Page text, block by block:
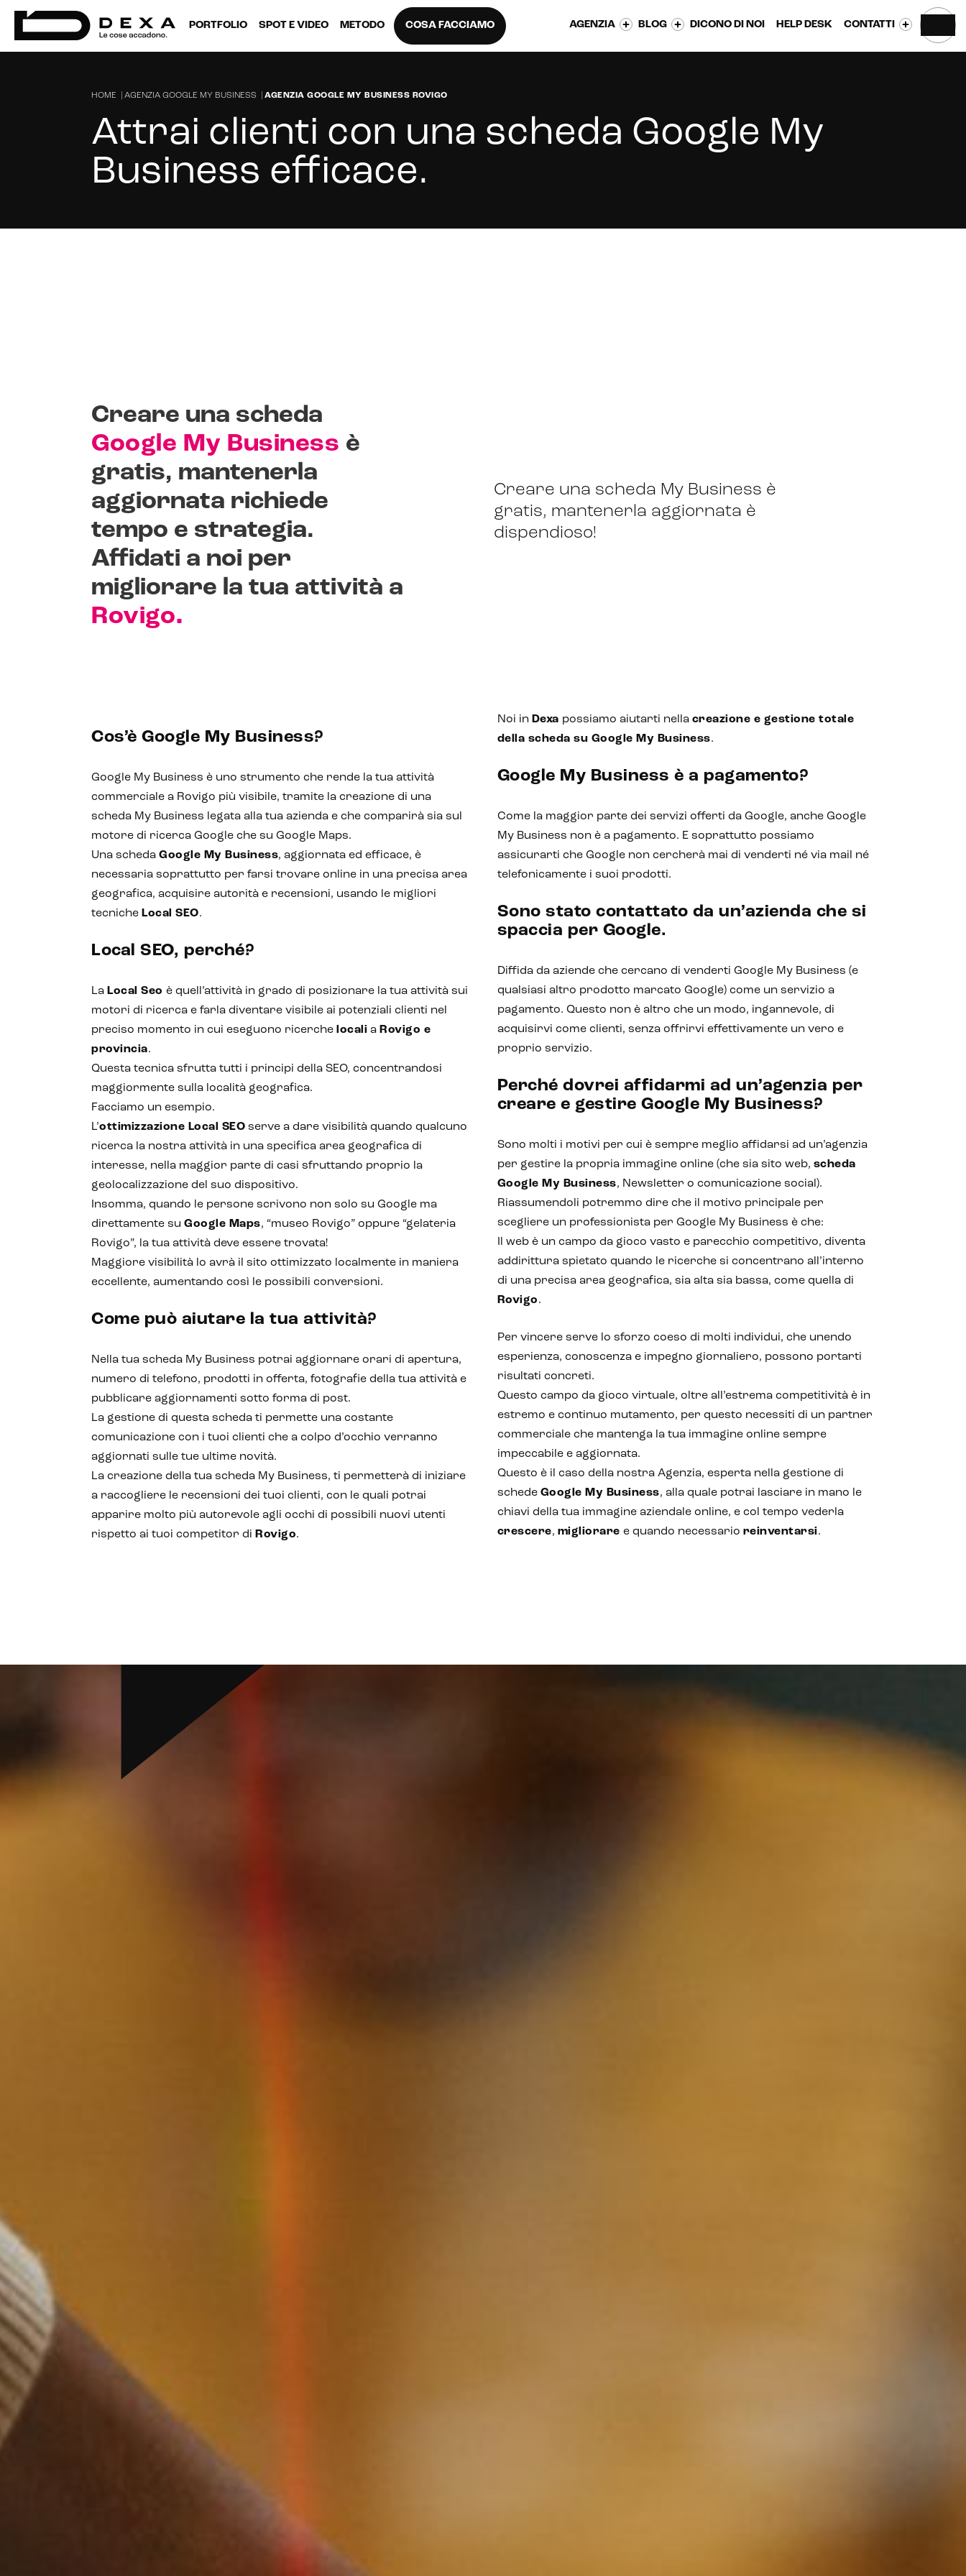
PORTFOLIO SPOT E VIDEO METODO COSA FACCIAMO AGENZIA BLOG DICONO DI NOI HELP DESK CONTATTI
HOME AGENZIA GOOGLE MY BUSINESS AGENZIA GOOGLE MY BUSINESS ROVIGO
Attrai clienti con una scheda Google My
Business efficace.
Creare una scheda
Google My Business è
gratis, mantenerla
aggiornata richiede
tempo e strategia.
Affidati a noi per
migliorare la tua attività a
Rovigo.
Creare una scheda My Business è
gratis, mantenerla aggiornata è
dispendioso!
Cos’è Google My Business?
Google My Business è uno strumento che rende la tua attività
commerciale a Rovigo più visibile, tramite la creazione di una
scheda My Business legata alla tua azienda e che comparirà sia sul
motore di ricerca Google che su Google Maps.
Una scheda Google My Business, aggiornata ed efficace, è
necessaria soprattutto per farsi trovare online in una precisa area
geografica, acquisire autorità e recensioni, usando le migliori
tecniche Local SEO.
Local SEO, perché?
La Local Seo è quell’attività in grado di posizionare la tua attività sui
motori di ricerca e farla diventare visibile ai potenziali clienti nel
preciso momento in cui eseguono ricerche locali a Rovigo e
provincia.
Questa tecnica sfrutta tutti i principi della SEO, concentrandosi
maggiormente sulla località geografica.
Facciamo un esempio.
L’ottimizzazione Local SEO serve a dare visibilità quando qualcuno
ricerca la nostra attività in una specifica area geografica di
interesse, nella maggior parte di casi sfruttando proprio la
geolocalizzazione del suo dispositivo.
Insomma, quando le persone scrivono non solo su Google ma
direttamente su Google Maps, “museo Rovigo” oppure “gelateria
Rovigo”, la tua attività deve essere trovata!
Maggiore visibilità lo avrà il sito ottimizzato localmente in maniera
eccellente, aumentando così le possibili conversioni.
Come può aiutare la tua attività?
Nella tua scheda My Business potrai aggiornare orari di apertura,
numero di telefono, prodotti in offerta, fotografie della tua attività e
pubblicare aggiornamenti sotto forma di post.
La gestione di questa scheda ti permette una costante
comunicazione con i tuoi clienti che a colpo d’occhio verranno
aggiornati sulle tue ultime novità.
La creazione della tua scheda My Business, ti permetterà di iniziare
a raccogliere le recensioni dei tuoi clienti, con le quali potrai
apparire molto più autorevole agli occhi di possibili nuovi utenti
rispetto ai tuoi competitor di Rovigo.
Noi in Dexa possiamo aiutarti nella creazione e gestione totale
della scheda su Google My Business.
Google My Business è a pagamento?
Come la maggior parte dei servizi offerti da Google, anche Google
My Business non è a pagamento. E soprattutto possiamo
assicurarti che Google non cercherà mai di venderti né via mail né
telefonicamente i suoi prodotti.
Sono stato contattato da un’azienda che si
spaccia per Google.
Diffida da aziende che cercano di venderti Google My Business (e
qualsiasi altro prodotto marcato Google) come un servizio a
pagamento. Questo non è altro che un modo, ingannevole, di
acquisirvi come clienti, senza offrirvi effettivamente un vero e
proprio servizio.
Perché dovrei affidarmi ad un’agenzia per
creare e gestire Google My Business?
Sono molti i motivi per cui è sempre meglio affidarsi ad un’agenzia
per gestire la propria immagine online (che sia sito web, scheda
Google My Business, Newsletter o comunicazione social).
Riassumendoli potremmo dire che il motivo principale per
scegliere un professionista per Google My Business è che:
Il web è un campo da gioco vasto e parecchio competitivo, diventa
addirittura spietato quando le ricerche si concentrano all’interno
di una precisa area geografica, sia alta sia bassa, come quella di
Rovigo.
Per vincere serve lo sforzo coeso di molti individui, che unendo
esperienza, conoscenza e impegno giornaliero, possono portarti
risultati concreti.
Questo campo da gioco virtuale, oltre all’estrema competitività è in
estremo e continuo mutamento, per questo necessiti di un partner
commerciale che mantenga la tua immagine online sempre
impeccabile e aggiornata.
Questo è il caso della nostra Agenzia, esperta nella gestione di
schede Google My Business, alla quale potrai lasciare in mano le
chiavi della tua immagine aziendale online, e col tempo vederla
crescere, migliorare e quando necessario reinventarsi.